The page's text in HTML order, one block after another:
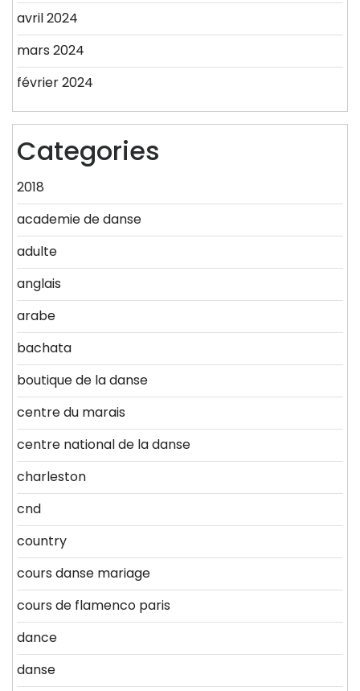
avril 2024
mars 2024
février 2024
Categories
2018
academie de danse
adulte
anglais
arabe
bachata
boutique de la danse
centre du marais
centre national de la danse
charleston
cnd
country
cours danse mariage
cours de flamenco paris
dance
danse